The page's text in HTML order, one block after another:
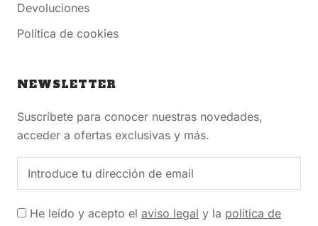
Devoluciones
Política de cookies
NEWSLETTER
Suscríbete para conocer nuestras novedades,
acceder a ofertas exclusivas y más.
He leído y acepto el aviso legal y la política de